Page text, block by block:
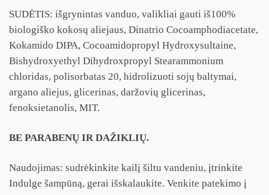
SUDĖTIS: išgrynintas vanduo, valikliai gauti iš100%
biologiško kokosų aliejaus, Dinatrio Cocoamphodiacetate,
Kokamido DIPA, Cocoamidopropyl Hydroxysultaine,
Bishydroxyethyl Dihydroxpropyl Stearammonium
chloridas, polisorbatas 20, hidrolizuoti sojų baltymai,
argano aliejus, glicerinas, daržovių glicerinas,
fenoksietanolis, MIT.
BE PARABENŲ IR DAŽIKLIŲ.
Naudojimas: sudrėkinkite kailį šiltu vandeniu, įtrinkite
Indulge šampūną, gerai išskalaukite. Venkite patekimo į